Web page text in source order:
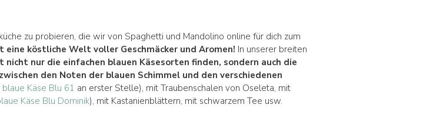
zu probieren, die wir von Spaghetti und Mandolino online für dich zum
köstliche Welt voller Geschmäcker und Aromen! In unserer breiten
nicht nur die einfachen blauen Käsesorten finden, sondern auch die
den Noten der blauen Schimmel und den verschiedenen
blaue Käse Blu 61 an erster Stelle), mit Traubenschalen von Oseleta, mit
Käse Blu Dominik), mit Kastanienblättern, mit schwarzem Tee usw.